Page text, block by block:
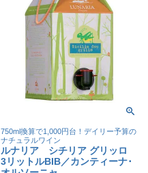
750ml換算で1,000円台！デイリー予算の
ナチュラルワイン
ルナリア シチリア グリッロ
3リットルBIB／カンティーナ･